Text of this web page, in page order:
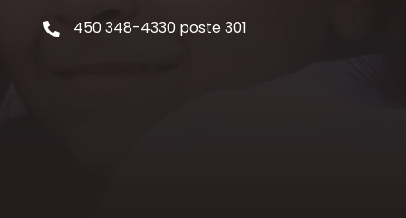
450 348-4330 poste 301